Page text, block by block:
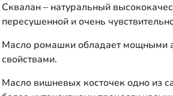
Сквалан – натуральный
пересушенной и очень
Масло ромашки обладает мощными
свойствами.
Масло вишневых косточек одно из